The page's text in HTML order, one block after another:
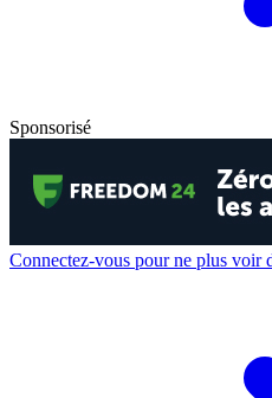
Sponsorisé
Connectez-vous pour ne plus voir